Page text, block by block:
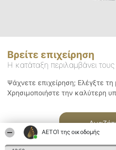
ΑΕΤΟΊ της οικοδομής
Βρείτε επιχείρηση
Η κατάταξη περιλαμβάνει
Ψάχνετε επιχείρηση; Ελέγξτε
Χρησιμοποιήστε την καλύτερη